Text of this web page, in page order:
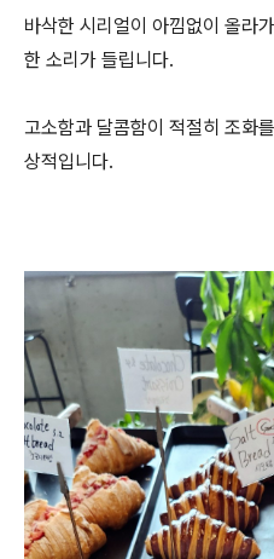
바삭한 시리얼이 아낌없이 올라
한 소리가 들립니다.
고소함과 달콤함이 적절히 조화
상적입니다.